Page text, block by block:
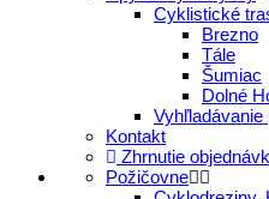
Cyklistické
Brezno
Tále
Šumiac
Dolné
Kontakt
Zhrnutie
Požičovne